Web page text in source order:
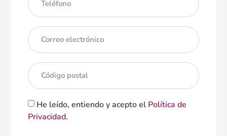
He leído, entiendo y acepto el Política de
Privacidad.